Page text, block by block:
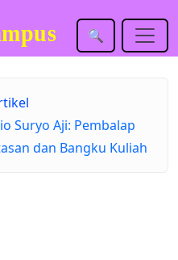
🔍
Suryo Aji: Pembalap
dan Bangku Kuliah